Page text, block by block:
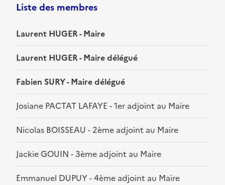
Liste des membres
Laurent HUGER - Maire
Laurent HUGER - Maire délégué
Fabien SURY - Maire délégué
Josiane PACTAT LAFAYE - 1er adjoint au Maire
Nicolas BOISSEAU - 2ème adjoint au Maire
Jackie GOUIN - 3ème adjoint au Maire
Emmanuel DUPUY - 4ème adjoint au Maire